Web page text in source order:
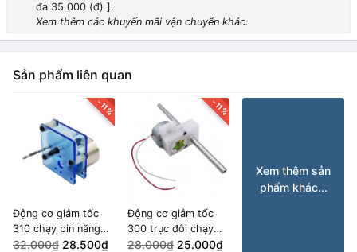
đa 35.000 (đ) ].
Xem thêm các khuyến mãi vận chuyển khác.
Sản phẩm liên quan
-11%
Động cơ giảm tốc
310 chạy pin năng
lượng mặt trời
32.000₫ 28.500₫
-11%
Động cơ giảm tốc
300 trục đôi chạy
pin năng lượng mặt
28.000₫ 25.000₫
Xem thêm sản
phẩm khác...